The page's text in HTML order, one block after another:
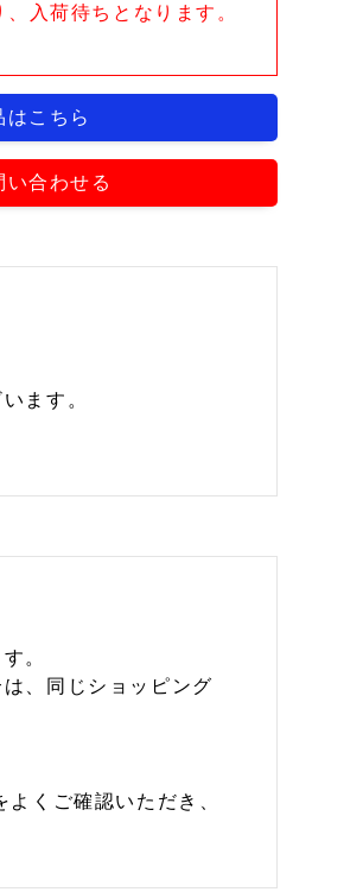
入荷待ちとなります。
はこちら
い合わせる
ます。
。
、同じショッピング
くご確認いただき、